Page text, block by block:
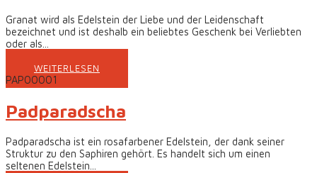
Granat wird als Edelstein der Liebe und der Leidenschaft
bezeichnet und ist deshalb ein beliebtes Geschenk bei Verliebten
oder als...
WEITERLESEN
PAP00001
Padparadscha
Padparadscha ist ein rosafarbener Edelstein, der dank seiner
Struktur zu den Saphiren gehört. Es handelt sich um einen
seltenen Edelstein...